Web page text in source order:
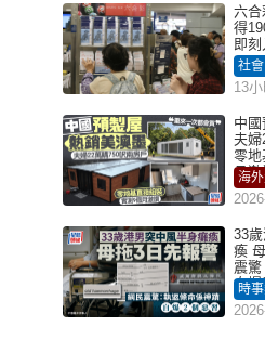
六合
得1900萬
即刻
社會
13
中
夫婦
零地
月激
海
33
瘓
震
自爆
時